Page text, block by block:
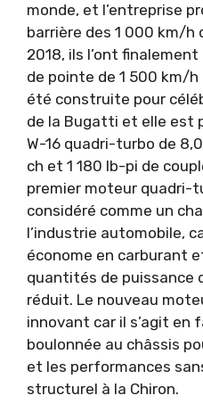
monde, et l’entreprise
barrière des 1 000 km/h
2018, ils l’ont
de pointe de 1 500 km/h
été construite pour
de la Bugatti et elle est
W-16 quadri-turbo de
ch et 1 180 lb-pi de
premier moteur quadri-
considéré comme un
l’industrie automobile,
économe en carburant
quantités de puissance
réduit. Le nouveau
innovant car il s’agit en
boulonnée au châssis
et les performances
structurel à la Chiron.